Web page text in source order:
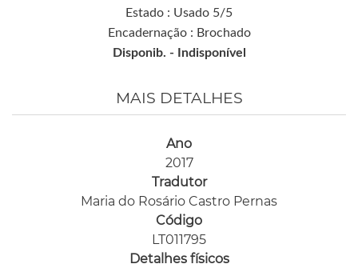
Estado : Usado 5/5
Encadernação : Brochado
Disponib. -
Indisponível
MAIS DETALHES
Ano
2017
Tradutor
Maria do Rosário Castro Pernas
Código
LT011795
Detalhes físicos